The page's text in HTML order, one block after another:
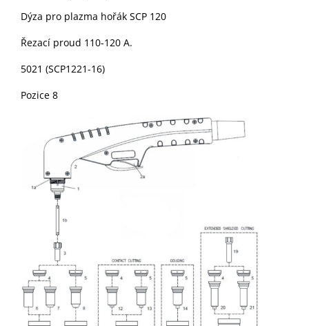
Dýza pro plazma hořák SCP 120
Řezací proud 110-120 A.
5021 (SCP1221-16)
Pozice 8